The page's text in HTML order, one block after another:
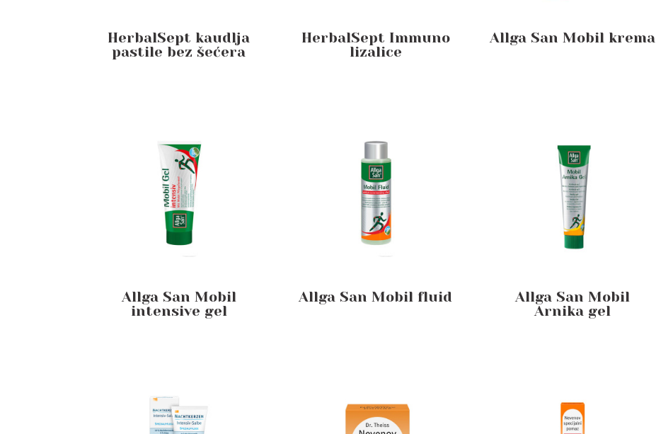
HerbalSept kaudlja
pastile bez šećera
HerbalSept Immuno
lizalice
Allga San Mobil krema
Allga San Mobil
intensive gel
Allga San Mobil fluid
Allga San Mobil
Arnika gel